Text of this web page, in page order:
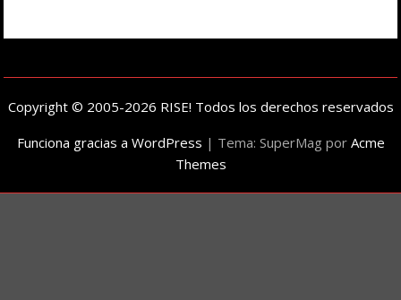
Copyright © 2005-2026 RISE! Todos los derechos reservados
Funciona gracias a WordPress | Tema: SuperMag por Acme
Themes